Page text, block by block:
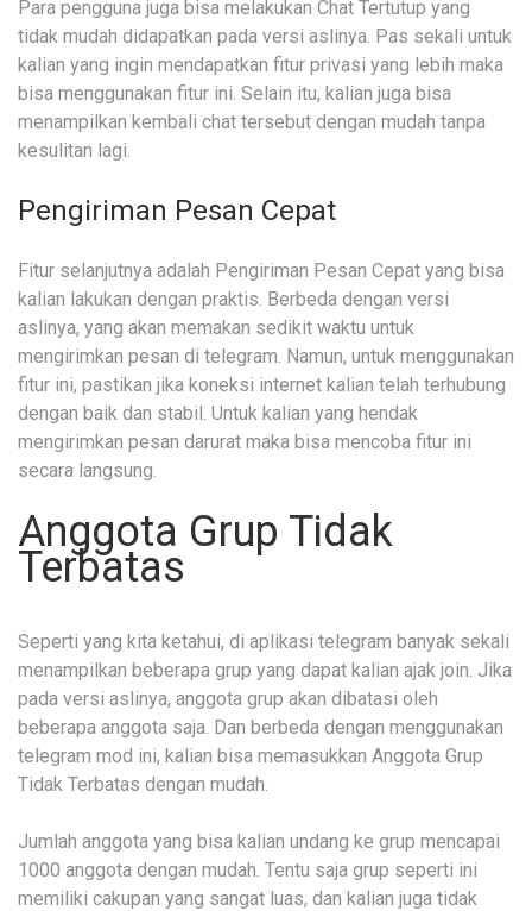
Para pengguna juga bisa melakukan Chat Tertutup yang
tidak mudah didapatkan pada versi aslinya. Pas sekali untuk
kalian yang ingin mendapatkan fitur privasi yang lebih maka
bisa menggunakan fitur ini. Selain itu, kalian juga bisa
menampilkan kembali chat tersebut dengan mudah tanpa
kesulitan lagi.
Pengiriman Pesan Cepat
Fitur selanjutnya adalah Pengiriman Pesan Cepat yang bisa
kalian lakukan dengan praktis. Berbeda dengan versi
aslinya, yang akan memakan sedikit waktu untuk
mengirimkan pesan di telegram. Namun, untuk menggunakan
fitur ini, pastikan jika koneksi internet kalian telah terhubung
dengan baik dan stabil. Untuk kalian yang hendak
mengirimkan pesan darurat maka bisa mencoba fitur ini
secara langsung.
Anggota Grup Tidak
Terbatas
Seperti yang kita ketahui, di aplikasi telegram banyak sekali
menampilkan beberapa grup yang dapat kalian ajak join. Jika
pada versi aslinya, anggota grup akan dibatasi oleh
beberapa anggota saja. Dan berbeda dengan menggunakan
telegram mod ini, kalian bisa memasukkan Anggota Grup
Tidak Terbatas dengan mudah.
Jumlah anggota yang bisa kalian undang ke grup mencapai
1000 anggota dengan mudah. Tentu saja grup seperti ini
memiliki cakupan yang sangat luas, dan kalian juga tidak